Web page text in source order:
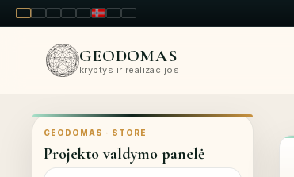
LT ENPL FR RUNOSKRO
GEODOMAS
kryptys ir realizacijos
GEODOMAS · STORE
Projekto valdymo panelė